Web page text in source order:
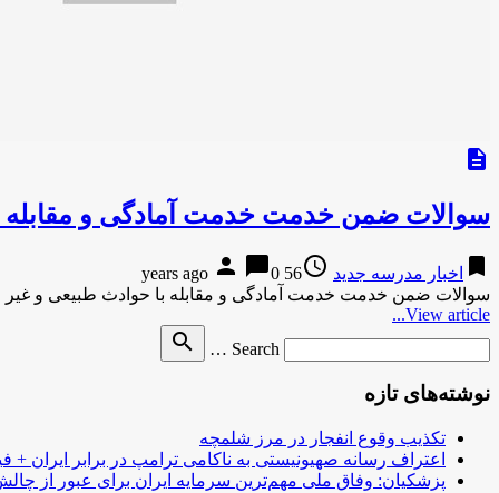
description
سوالات ضمن خدمت خدمت آمادگی و مقابله
bookmark اخبار مدرسه جدید access_time
56 years ago
person chat_bubble0
سوالات ضمن خدمت خدمت آمادگی و مقابله با حوادث طبیعی و غیر
View article...
Search …
search
نوشته‌های تازه
تکذیب وقوع انفجار در مرز شلمچه
اعتراف رسانه صهیونیستی به ناکامی ترامپ در برابر ایران +
پزشکیان: وفاق ملی مهم‌ترین سرمایه ایران برای عبور از